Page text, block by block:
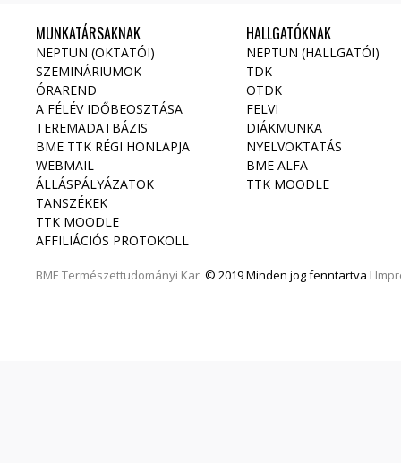
MUNKATÁRSAKNAK
NEPTUN (OKTATÓI)
SZEMINÁRIUMOK
ÓRAREND
A FÉLÉV IDŐBEOSZTÁSA
TEREMADATBÁZIS
BME TTK RÉGI HONLAPJA
WEBMAIL
ÁLLÁSPÁLYÁZATOK
TANSZÉKEK
TTK MOODLE
AFFILIÁCIÓS PROTOKOLL
BME Természettudományi Kar © 2019 Minden jog fenntartva I
HALLGATÓKNAK
NEPTUN (HALLGATÓI)
TDK
OTDK
FELVI
DIÁKMUNKA
NYELVOKTATÁS
BME ALFA
TTK MOODLE